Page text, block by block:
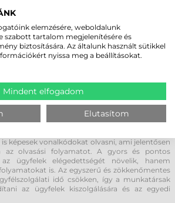
hatékonyságát és csökkenti a
lehetővé teszi az alkatrészek és termékek
követését az egész gyártási láncban. Ez segít a
hatékonyságának növelésében és a
javításában.
ÉS INNOVATÍV
között található 1D és 2D vonalkód olvasásra
omnidirekcionális pásztázási funkcióval
képesek vonalkódokat olvasni, ami jelentősen
az olvasási folyamatot. A gyors és pontos
ügyfelek elégedettségét növelik, hanem
is. Az egyszerű és zökkenőmentes
idő csökken, így a munkatársak
az ügyfelek kiszolgálására és az egyedi
elemzésére, weboldalunk
szabott tartalom megjelenítésére és
biztosítására. Az általunk használt sütikkel
nyissa meg a beállításokat.
Mindent elfogadom
Elutasítom